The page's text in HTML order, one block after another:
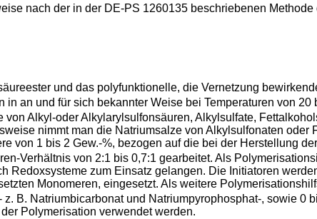
nach der in der DE-PS 1260135 beschriebenen Methode
und das polyfunktionelle, die Vernetzung
in an und für sich bekannter Weise bei Temperaturen von 20
Alkyl-oder Alkylarylsulfonsäuren, Alkylsulfate,
nimmt man die Natriumsalze von Alkylsulfonaten oder
von 1 bis 2 Gew.-%, bezogen auf die bei der Herstellung
Verhältnis von 2:1 bis 0,7:1 gearbeitet. Als
zum Einsatz gelangen. Die Initiatoren
Monomeren, eingesetzt. Als weitere
B. Natriumbicarbonat und Natriumpyrophosphat-, sowie 0
Polymerisation verwendet werden.